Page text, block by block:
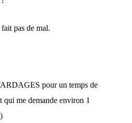
pas de mal.
pour un temps de
qui me demande environ 1